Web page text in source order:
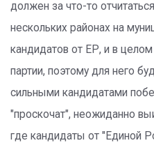
должен за что-то
нескольких районах на
кандидатов от ЕР, и в
партии, поэтому для него
сильными кандидатами
"проскочат", неожиданно
где кандидаты от "Единой